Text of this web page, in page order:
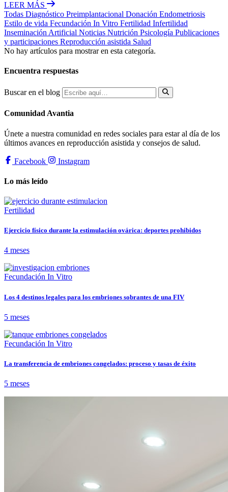
LEER MÁS
Todas Diagnóstico Preimplantacional Donación Endometriosis
Estilo de vida Fecundación In Vitro Fertilidad Infertilidad
Inseminación Artificial Noticias Nutrición Psicología Publicaciones
y participaciones Reproducción asistida Salud
No hay artículos para mostrar en esta categoría.
Encuentra respuestas
Buscar en el blog
Comunidad Avantia
Únete a nuestra comunidad en redes sociales para estar al día de los
últimos avances en reproducción asistida y consejos de salud.
Facebook Instagram
Lo más leído
Fertilidad
Ejercicio físico durante la estimulación ovárica: deportes prohibidos
4 meses
Fecundación In Vitro
Los 4 destinos legales para los embriones sobrantes de una FIV
5 meses
Fecundación In Vitro
La transferencia de embriones congelados: proceso y tasas de éxito
5 meses